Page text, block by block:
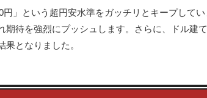
」という超円安水準をガッチリとキープして
待を強烈にプッシュします。さらに、ドル建
となりました。